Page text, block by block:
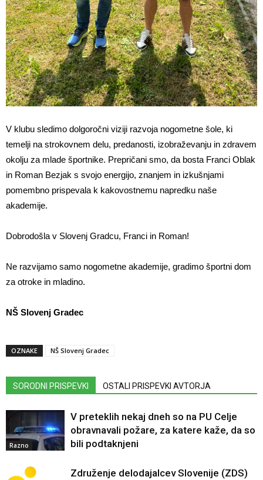
V klubu sledimo dolgoročni viziji razvoja nogometne šole, ki
temelji na strokovnem delu, predanosti, izobraževanju in zdravem
okolju za mlade športnike. Prepričani smo, da bosta Franci Oblak
in Roman Bezjak s svojo energijo, znanjem in izkušnjami
pomembno prispevala k kakovostnemu napredku naše
akademije.
Dobrodošla v Slovenj Gradcu, Franci in Roman!
Ne razvijamo samo nogometne akademije, gradimo športni dom
za otroke in mladino.
NŠ Slovenj Gradec
OZNAKE NŠ Slovenj Gradec
SORODNI PRISPEVKI OSTALI PRISPEVKI AVTORJA
Razno
V preteklih nekaj dneh so na PU Celje
obravnavali požare, za katere kaže, da so
bili podtaknjeni
Združenje delodajalcev Slovenije (ZDS)